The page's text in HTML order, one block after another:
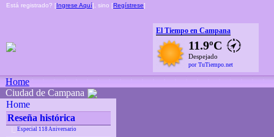
Está registrado? [Ingrese Aquí], sino [Regístrese]
El Tiempo en Campana
11.9ºC
Despejado
por TuTiempo.net
Home
Ciudad de Campana
Home
Reseña histórica
Especial 118 Aniversario